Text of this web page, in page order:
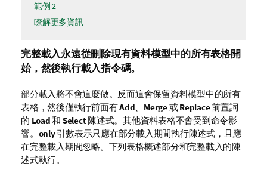
範例 2
瞭解更多資訊
完整載入永遠從刪除現有資料模型中的所有表格開
始，然後執行載入指令碼。
部分載入將不會這麼做。反而這會保留資料模型中的所有
表格，然後僅執行前面有Add、 Merge或Replace前置詞
的 Load和 Select陳述式。其他資料表格不會受到命令影
響。 only引數表示只應在部分載入期間執行陳述式，且應
在完整載入期間忽略。下列表格概述部分和完整載入的陳
述式執行。